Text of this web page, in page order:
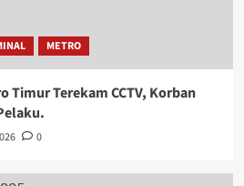
METRO
Timur Terekam CCTV, Korban
0